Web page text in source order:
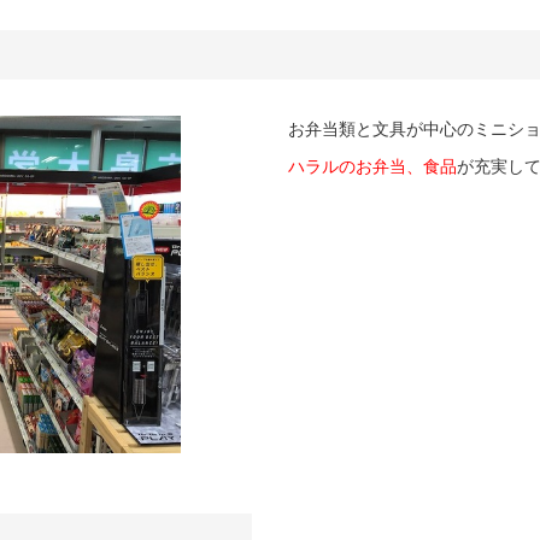
お弁当類と文具が中心のミニショ
ハラルのお弁当、食品が充実し